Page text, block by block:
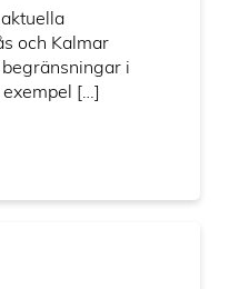
och Kalmar
i
[…]